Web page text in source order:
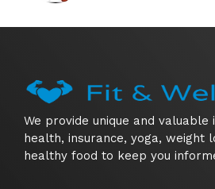
We provide unique and valuable
health, insurance, yoga, weight
healthy food to keep you